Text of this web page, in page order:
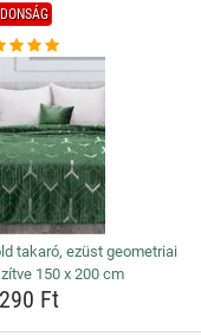
takaró, ezüst geometriai
150 x 200 cm
Ft